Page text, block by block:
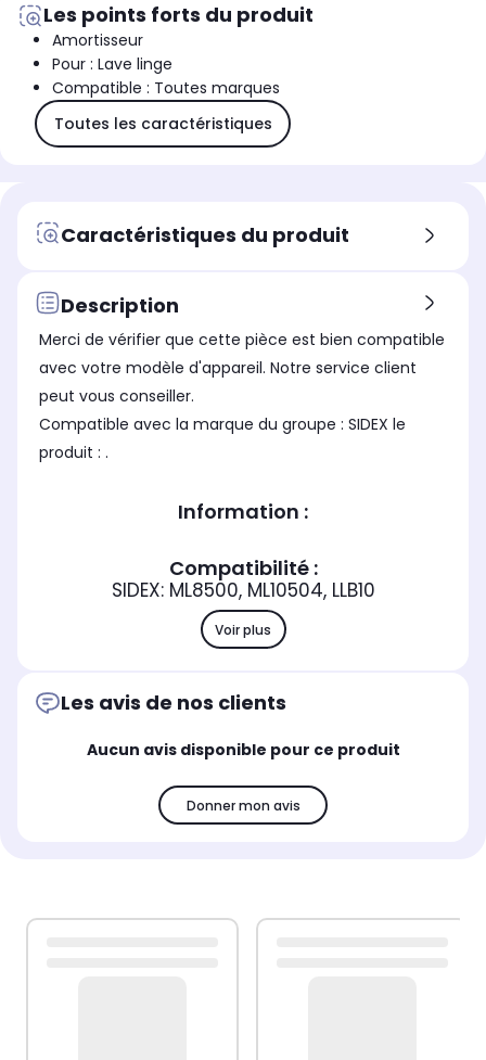
Les points forts du produit
Amortisseur
Pour : Lave linge
Compatible : Toutes marques
Toutes les caractéristiques
Caractéristiques du produit
Description
Merci de vérifier que cette pièce est bien compatible
avec votre modèle d'appareil. Notre service client
peut vous conseiller.
Compatible avec la marque du groupe : SIDEX le
produit : .
Information :
Compatibilité :
SIDEX: ML8500, ML10504, LLB10
Voir plus
Les avis de nos clients
Aucun avis disponible pour ce produit
Donner mon avis